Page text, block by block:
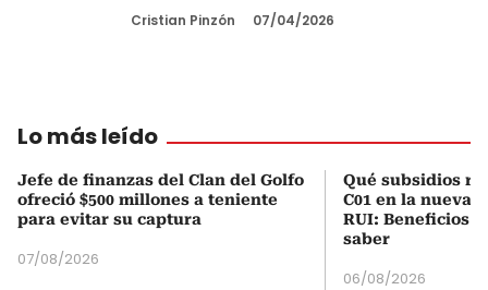
Cristian Pinzón 07/04/2026
Lo más leído
Jefe de finanzas del Clan del Golfo
ofreció $500 millones a teniente
para evitar su captura
07/08/2026
Qué subsidios
C01 en la nueva
RUI: Beneficios
saber
06/08/2026